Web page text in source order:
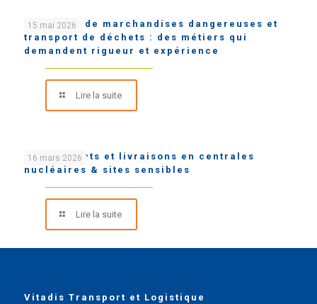
15 mai 2026
Transport de marchandises dangereuses et
transport de déchets : des métiers qui
demandent rigueur et expérience
Lire la suite
16 mars 2026
Chargements et livraisons en centrales
nucléaires & sites sensibles
Lire la suite
Vitadis Transport et Logistique